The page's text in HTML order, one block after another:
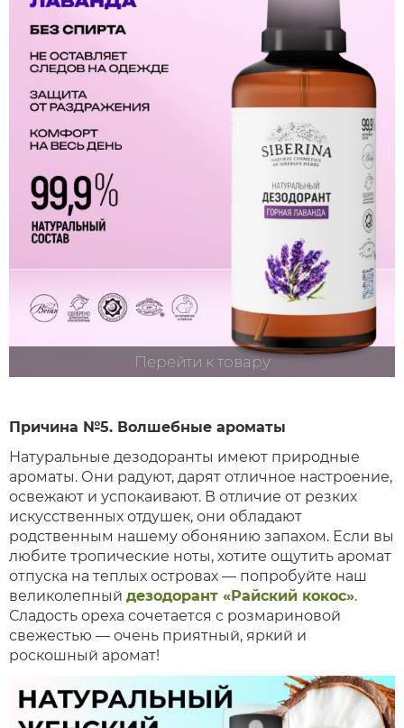
Перейти к товару
Причина №5. Волшебные ароматы
Натуральные дезодоранты имеют природные
ароматы. Они радуют, дарят отличное настроение,
освежают и успокаивают. В отличие от резких
искусственных отдушек, они обладают
родственным нашему обонянию запахом. Если вы
любите тропические ноты, хотите ощутить аромат
отпуска на теплых островах — попробуйте наш
великолепный дезодорант «Райский кокос».
Сладость ореха сочетается с розмариновой
свежестью — очень приятный, яркий и
роскошный аромат!